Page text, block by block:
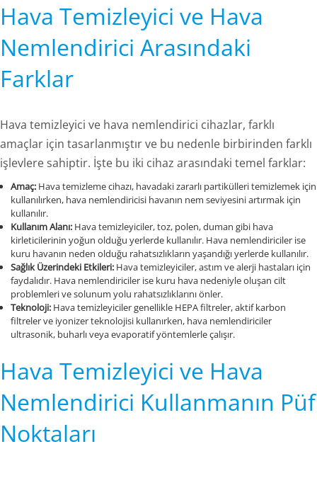
Hava Temizleyici ve Hava
Nemlendirici Arasındaki
Farklar
Hava temizleyici ve hava nemlendirici cihazlar, farklı
amaçlar için tasarlanmıştır ve bu nedenle birbirinden farklı
işlevlere sahiptir. İşte bu iki cihaz arasındaki temel farklar:
Amaç: Hava temizleme cihazı, havadaki zararlı partikülleri temizlemek için
kullanılırken, hava nemlendiricisi havanın nem seviyesini artırmak için
kullanılır.
Kullanım Alanı: Hava temizleyiciler, toz, polen, duman gibi hava
kirleticilerinin yoğun olduğu yerlerde kullanılır. Hava nemlendiriciler ise
kuru havanın neden olduğu rahatsızlıkların yaşandığı yerlerde kullanılır.
Sağlık Üzerindeki Etkileri: Hava temizleyiciler, astım ve alerji hastaları için
faydalıdır. Hava nemlendiriciler ise kuru hava nedeniyle oluşan cilt
problemleri ve solunum yolu rahatsızlıklarını önler.
Teknoloji: Hava temizleyiciler genellikle HEPA filtreler, aktif karbon
filtreler ve iyonizer teknolojisi kullanırken, hava nemlendiriciler
ultrasonik, buharlı veya evaporatif yöntemlerle çalışır.
Hava Temizleyici ve Hava
Nemlendirici Kullanmanın Püf
Noktaları